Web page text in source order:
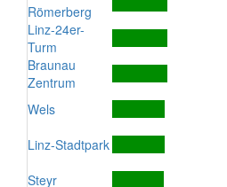
Römerberg
Linz-24er-
Turm
Braunau
Zentrum
Wels
Linz-Stadtpark
Steyr